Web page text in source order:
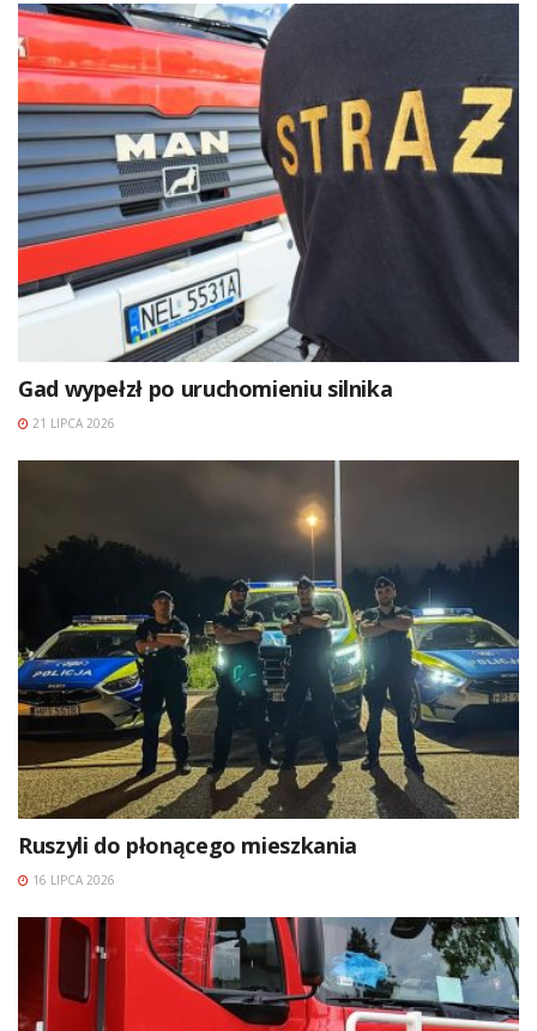
Gad wypełzł po uruchomieniu silnika
21 LIPCA 2026
Ruszyli do płonącego mieszkania
16 LIPCA 2026